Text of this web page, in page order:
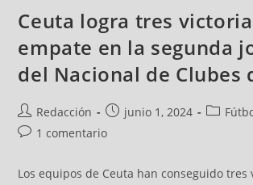
Ceuta logra tres
empate en la segunda
del Nacional de Clubes
Redacción junio 1, 2024
1 comentario
Los equipos de Ceuta han conseguido tres